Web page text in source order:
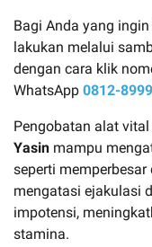
Bagi Anda yang
lakukan melalui
dengan cara klik
WhatsApp 0812-
Pengobatan alat
Yasin mampu
seperti
mengatasi ejakulasi
impotensi,
stamina.